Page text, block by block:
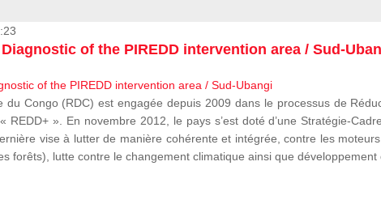
Diagnostic of the PIREDD intervention area / Sud-
du Congo (RDC) est engagée depuis 2009 dans le processus de
REDD+ ». En novembre 2012, le pays s’est doté d’une Stratégie-
vise à lutter de manière cohérente et intégrée, contre les
forêts), lutte contre le changement climatique ainsi que